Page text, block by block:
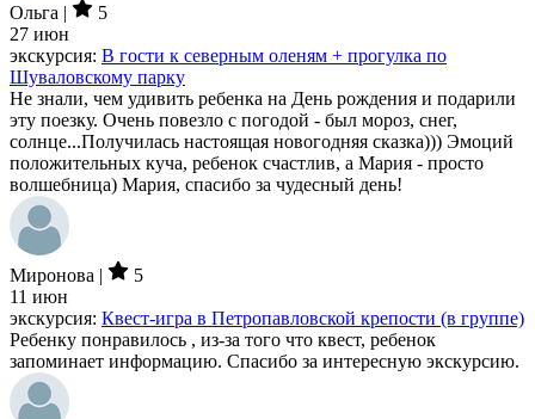
Ольга |
5
27 июн
экскурсия: В гости к северным оленям + прогулка по
Шуваловскому парку
Не знали, чем удивить ребенка на День рождения и подарили
эту поезку. Очень повезло с погодой - был мороз, снег,
солнце...Получилась настоящая новогодняя сказка))) Эмоций
положительных куча, ребенок счастлив, а Мария - просто
волшебница) Мария, спасибо за чудесный день!
Миронова |
5
11 июн
экскурсия: Квест-игра в Петропавловской крепости (в группе)
Ребенку понравилось , из-за того что квест, ребенок
запоминает информацию. Спасибо за интересную экскурсию.